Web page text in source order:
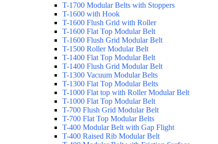
T-1700 Modular Belts with Stoppers
T-1600 with Hook
T-1600 Flush Grid with Roller
T-1600 Flat Top Modular Belt
T-1600 Flush Grid Modular Belt
T-1500 Roller Modular Belt
T-1400 Flat Top Modular Belt
T-1400 Flush Grid Modular Belt
T-1300 Vacuum Modular Belts
T-1300 Flat Top Modular Belts
T-1000 Flat top with Roller Modular Belt
T-1000 Flat Top Modular Belt
T-700 Flush Grid Modular Belt
T-700 Flat Top Modular Belts
T-400 Modular Belt with Gap Flight
T-400 Raised Rib Modular Belt